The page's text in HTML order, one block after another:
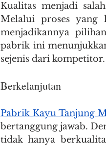
Kualitas menjadi
Melalui proses yang
menjadikannya
pabrik ini
sejenis dari kompetitor.
Berkelanjutan
Pabrik Kayu Tanjung
bertanggung jawab.
tidak hanya